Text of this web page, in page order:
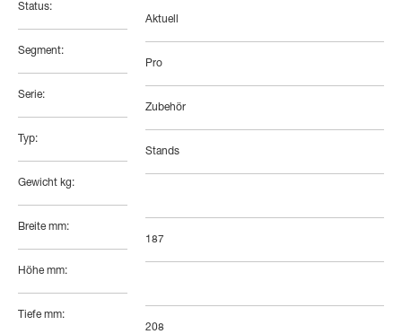
Status:
Segment:
Serie:
Typ:
Gewicht kg:
Breite mm:
Höhe mm:
Tiefe mm:
Aktuell
Pro
Zubehör
Stands
187
208